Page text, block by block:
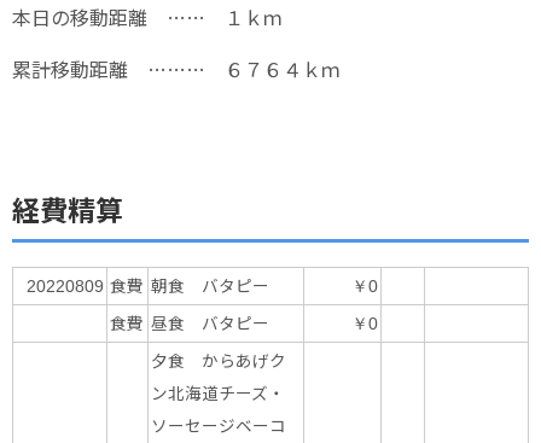
本日の移動距離 …… １ｋｍ
累計移動距離 ……… ６７６４ｋｍ
経費精算
20220809 食費 朝食 バタピー ￥0
食費 昼食 バタピー ￥0
夕食 からあげク
ン北海道チーズ・
ソーセージベーコ